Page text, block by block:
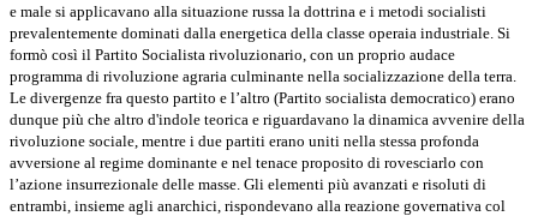
e male si applicavano alla situazione russa la dottrina e i metodi socialisti
prevalentemente dominati dalla energetica della classe operaia indu­striale. Si
formò così il Partito Socialista rivoluzionario, con un proprio audace
programma di rivoluzione agraria culminante nella socializzazione della terra.
Le divergenze fra questo partito e l’altro (Partito socialista democratico) erano
dunque più che altro d'indole teorica e riguardavano la dinamica avvenire della
rivoluzione sociale, mentre i due partiti erano uniti nella stessa profonda
avversione al regime dominante e nel tenace proposito di rovesciarlo con
l’azione insurrezionale delle masse. Gli ele­menti più avanzati e risoluti di
entrambi, insieme agli anarchici, risponde­vano alla reazione governativa col